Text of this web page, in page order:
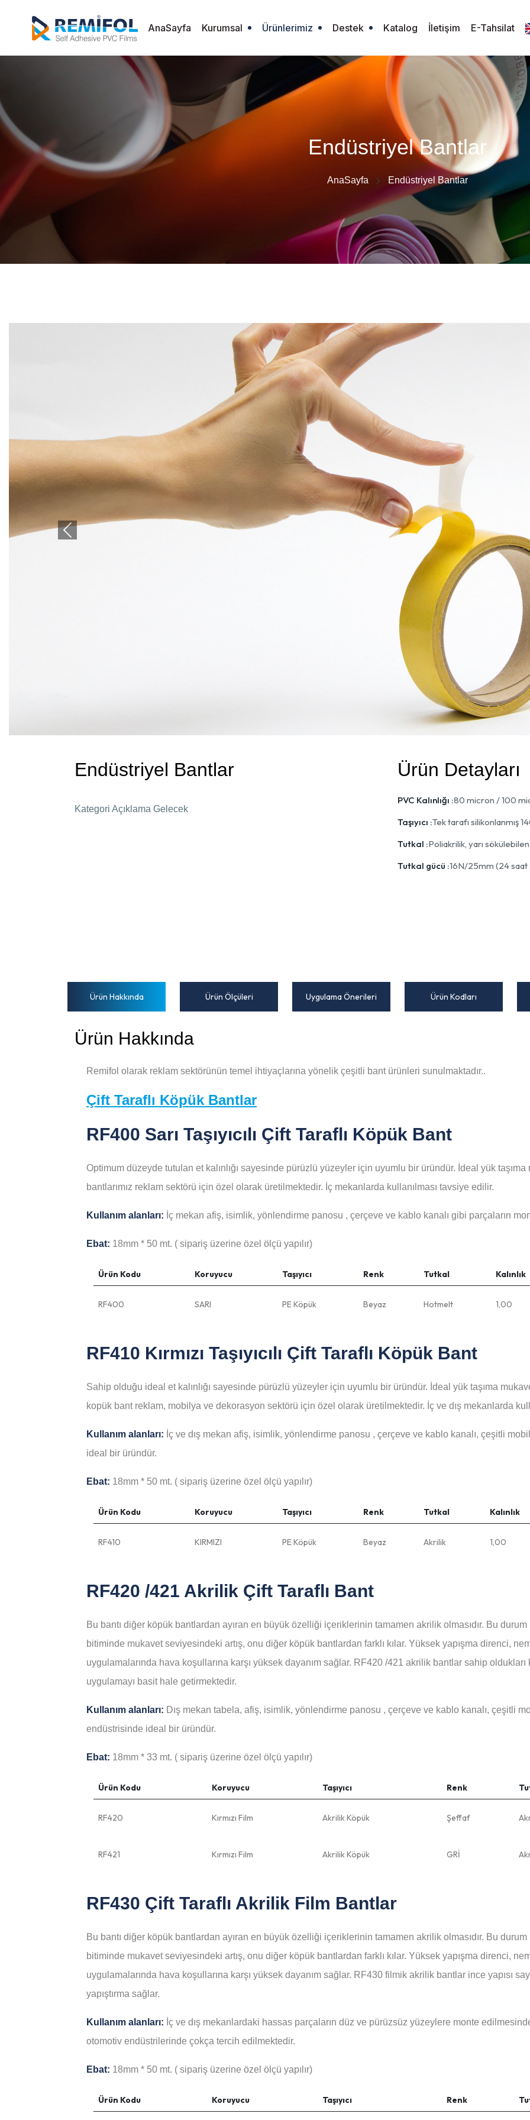
AnaSayfa Kurumsal Ürünlerimiz Destek Katalog İletişim E-Tahsilat
Endüstriyel Bantlar
AnaSayfa Endüstriyel Bantlar
Previous
Endüstriyel Bantlar
Kategori Açıklama Gelecek
Ürün Detayları
PVC Kalınlığı :80 micron / 100
Taşıyıcı :Tek tarafı silikonlanmış
Tutkal :Poliakrilik, yarı sökülebilen
Tutkal gücü :16N/25mm (24
Ürün Hakkında Ürün Ölçüleri Uygulama Önerileri Ürün Kodları
Ürün Hakkında
Remifol olarak reklam sektörünün temel ihtiyaçlarına yönelik çeşitli bant ürünleri sunulmaktadır..
Çift Taraflı Köpük Bantlar
RF400 Sarı Taşıyıcılı Çift Taraflı Köpük Bant
Optimum düzeyde tutulan et kalınlığı sayesinde pürüzlü yüzeyler için uyumlu bir üründür. İdeal yük
bantlarımız reklam sektörü için özel olarak üretilmektedir. İç mekanlarda kullanılması tavsiye edilir.
Kullanım alanları: İç mekan afiş, isimlik, yönlendirme panosu , çerçeve ve kablo kanalı gibi parçaların
Ebat: 18mm * 50 mt. ( sipariş üzerine özel ölçü yapılır)
Ürün Kodu Koruyucu Taşıyıcı Renk Tutkal Kalınlık
RF400 SARI PE Köpük Beyaz Hotmelt 1,00
RF410 Kırmızı Taşıyıcılı Çift Taraflı Köpük Bant
Sahip olduğu ideal et kalınlığı sayesinde pürüzlü yüzeyler için uyumlu bir üründür. İdeal yük taşıma
kopük bant reklam, mobilya ve dekorasyon sektörü için özel olarak üretilmektedir. İç ve dış mekanlarda
Kullanım alanları: İç ve dış mekan afiş, isimlik, yönlendirme panosu , çerçeve ve kablo kanalı, çeşitli
ideal bir üründür.
Ebat: 18mm * 50 mt. ( sipariş üzerine özel ölçü yapılır)
Ürün Kodu Koruyucu Taşıyıcı Renk Tutkal Kalınlık
RF410 KIRMIZI PE Köpük Beyaz Akrilik 1,00
RF420 /421 Akrilik Çift Taraflı Bant
Bu bantı diğer köpük bantlardan ayıran en büyük özelliği içeriklerinin tamamen akrilik olmasıdır. Bu durum
bitiminde mukavet seviyesindeki artış, onu diğer köpük bantlardan farklı kılar. Yüksek yapışma direnci,
uygulamalarında hava koşullarına karşı yüksek dayanım sağlar. RF420 /421 akrilik bantlar sahip
uygulamayı basit hale getirmektedir.
Kullanım alanları: Dış mekan tabela, afiş, isimlik, yönlendirme panosu , çerçeve ve kablo kanalı, çeşitli
endüstrisinde ideal bir üründür.
Ebat: 18mm * 33 mt. ( sipariş üzerine özel ölçü yapılır)
Ürün Kodu Koruyucu Taşıyıcı Renk
RF420 Kırmızı Film Akrilik Köpük Şeffaf
RF421 Kırmızı Film Akrilik Köpük GRİ
RF430 Çift Taraflı Akrilik Film Bantlar
Bu bantı diğer köpük bantlardan ayıran en büyük özelliği içeriklerinin tamamen akrilik olmasıdır. Bu durum
bitiminde mukavet seviyesindeki artış, onu diğer köpük bantlardan farklı kılar. Yüksek yapışma direnci,
uygulamalarında hava koşullarına karşı yüksek dayanım sağlar. RF430 filmik akrilik bantlar ince yapısı
yapıştırma sağlar.
Kullanım alanları: İç ve dış mekanlardaki hassas parçaların düz ve pürüzsüz yüzeylere monte
otomotiv endüstrilerinde çokça tercih edilmektedir.
Ebat: 18mm * 50 mt. ( sipariş üzerine özel ölçü yapılır)
Ürün Kodu Koruyucu Taşıyıcı Renk